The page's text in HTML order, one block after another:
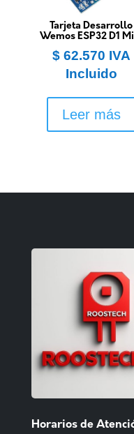
Tarjeta Desarrollo
Wemos ESP32 D1
$62.570 IVA
Incluido
Leer más
Horarios de